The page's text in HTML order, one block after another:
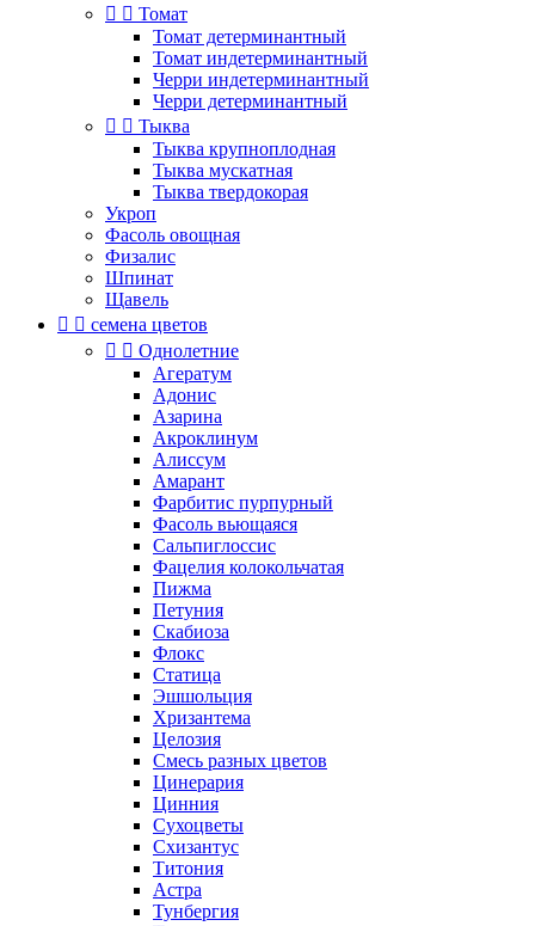
  Томат
Томат детерминантный
Томат индетерминантный
Черри индетерминантный
Черри детерминантный
  Тыква
Тыква крупноплодная
Тыква мускатная
Тыква твердокорая
Укроп
Фасоль овощная
Физалис
Шпинат
Щавель
  семена цветов
  Однолетние
Агератум
Адонис
Азарина
Акроклинум
Алиссум
Амарант
Фарбитис пурпурный
Фасоль вьющаяся
Сальпиглоссис
Фацелия колокольчатая
Пижма
Петуния
Скабиоза
Флокс
Статица
Эшшольция
Хризантема
Целозия
Смесь разных цветов
Цинерария
Цинния
Сухоцветы
Схизантус
Титония
Астра
Тунбергия